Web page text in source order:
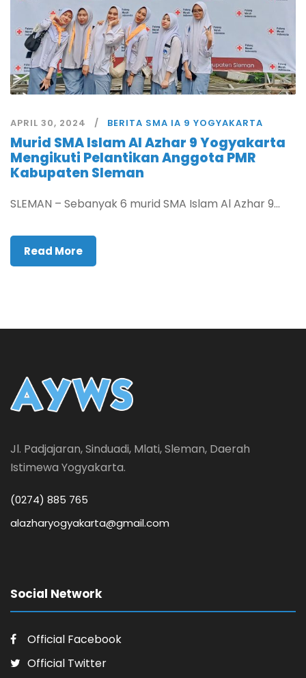
APRIL 30, 2024 BERITA SMA IA 9 YOGYAKARTA
Murid SMA Islam Al Azhar 9 Yogyakarta
Mengikuti Pelantikan Anggota PMR
Kabupaten Sleman
SLEMAN – Sebanyak 6 murid SMA Islam Al Azhar 9...
Read More
Jl. Padjajaran, Sinduadi, Mlati, Sleman, Daerah
Istimewa Yogyakarta.
(0274) 885 765
alazharyogyakarta@gmail.com
Social Network
Official Facebook
Official Twitter